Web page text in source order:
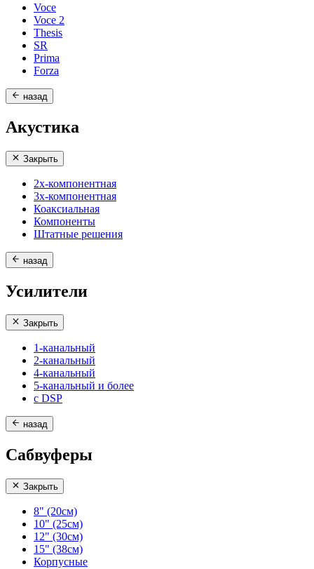
Voce
Voce 2
Thesis
SR
Prima
Forza
назад
Акустика
Закрыть
2х-компонентная
3х-компонентная
Коаксиальная
Компоненты
Штатные решения
назад
Усилители
Закрыть
1-канальный
2-канальный
4-канальный
5-канальный и более
с DSP
назад
Сабвуферы
Закрыть
8" (20см)
10" (25см)
12" (30см)
15" (38см)
Корпусные